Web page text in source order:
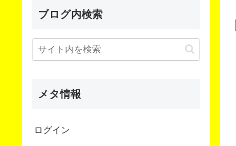
ブログ内検索
メタ情報
ログイン